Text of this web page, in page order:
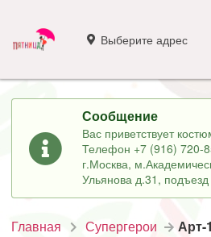
Выберите адрес
Сообщение
Вас приветствует
Телефон +7 (916) 720-
г.Москва,
Ульянова д.31,
Главная Супергерои Арт-